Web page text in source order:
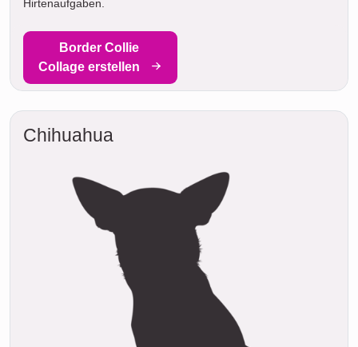
Hirtenaufgaben.
Border Collie
Collage erstellen
Chihuahua